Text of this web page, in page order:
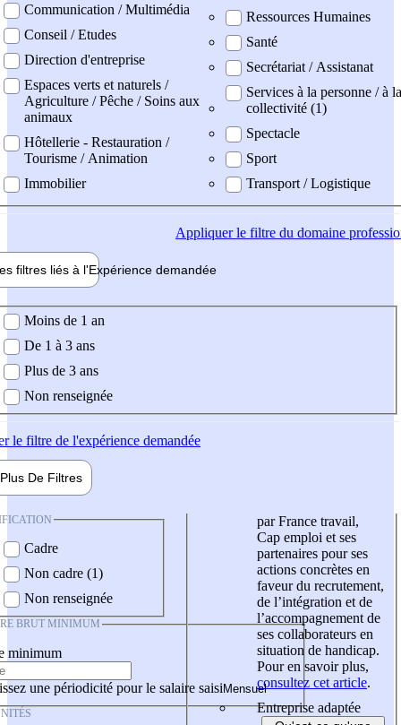
Communication / Multimédia
Conseil / Etudes
Direction d'entreprise
Espaces verts et naturels /
Agriculture / Pêche / Soins aux
animaux
Hôtellerie - Restauration /
Tourisme / Animation
Immobilier
Ressources Humaines
Santé
Secrétariat / Assistanat
Services à la personne / à la
collectivité (1)
Spectacle
Sport
Transport / Logistique
Appliquerle filtre du domaine
filtres liés à l'Expérience demandée
demandée
Moins de 1 an
De 1 à 3 ans
Plus de 3 ans
Non renseignée
le filtre de l'expérience demandée
Plus De Filtres
Cadre
Non cadre (1)
Non renseignée
BRUT MINIMUM
minimum
une périodicité pour le salaire saisi
par France travail,
Cap emploi et ses
partenaires pour ses
actions concrètes en
faveur du recrutement,
de l’intégration et de
l’accompagnement de
ses collaborateurs en
situation de handicap.
Pour en savoir plus,
consultez cet article.
Entreprise adaptée